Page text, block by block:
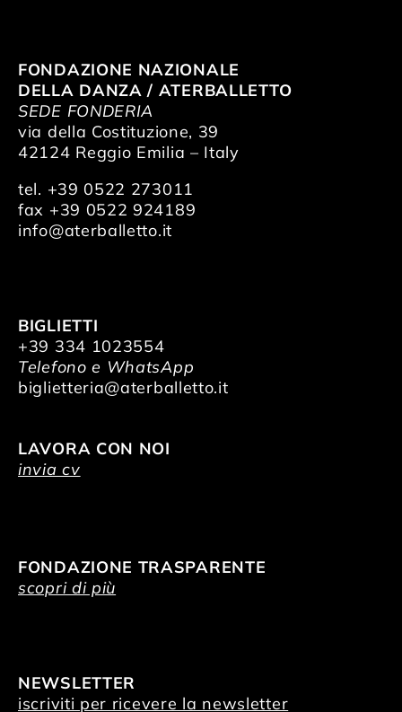
FONDAZIONE NAZIONALE
DELLA DANZA / ATERBALLETTO
SEDE FONDERIA
via della Costituzione, 39
42124 Reggio Emilia – Italy
tel. +39 0522 273011
fax +39 0522 924189
info@aterballetto.it
BIGLIETTI
+39 334 1023554
Telefono e WhatsApp
biglietteria@aterballetto.it
LAVORA CON NOI
invia cv
FONDAZIONE TRASPARENTE
scopri di più
NEWSLETTER
iscriviti per ricevere la newsletter